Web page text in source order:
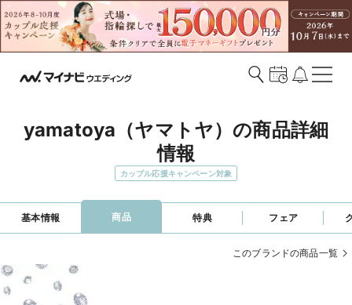
yamatoya（ヤマトヤ）の商品詳細
情報
カップル応援キャンペーン対象
基本情報 商品 特典 フェア
このブランドの商品一覧